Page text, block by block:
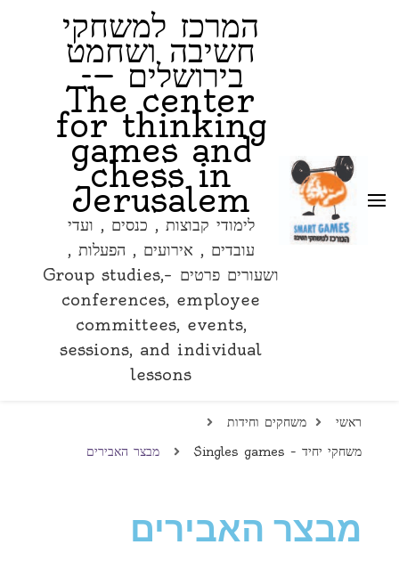
המרכז למשחקי
חשיבה ושחמט
בירושלים —-
The center
for thinking
games and
chess in
Jerusalem
לימודי קבוצות , כנסים , ועדי
עובדים , אירועים , הפעלות ,
ושעורים פרטים –Group studies,
conferences, employee
committees, events,
sessions, and individual
lessons
ראשי
משחקים וחידות
משחקי יחיד – Singles games
מבצר האבירים
מבצר האבירים